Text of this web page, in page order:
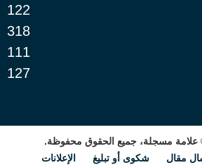
122
318
111
127
مقال شكوى أو تبليغ الإعلانات